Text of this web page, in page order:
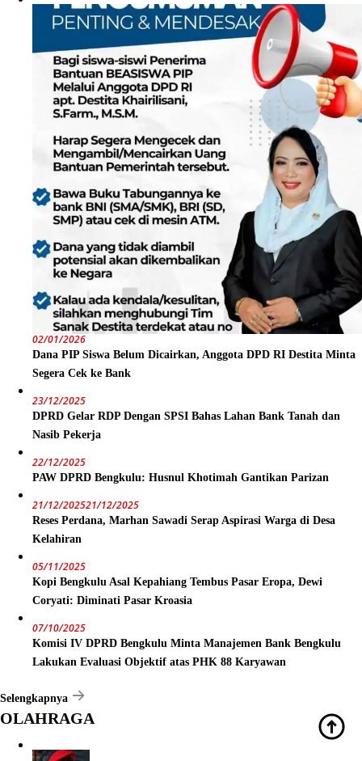
02/01/2026
Dana PIP Siswa Belum Dicairkan, Anggota DPD RI Destita Minta
Segera Cek ke Bank
23/12/2025
DPRD Gelar RDP Dengan SPSI Bahas Lahan Bank Tanah dan
Nasib Pekerja
22/12/2025
PAW DPRD Bengkulu: Husnul Khotimah Gantikan Parizan
21/12/202521/12/2025
Reses Perdana, Marhan Sawadi Serap Aspirasi Warga di Desa
Kelahiran
05/11/2025
Kopi Bengkulu Asal Kepahiang Tembus Pasar Eropa, Dewi
Coryati: Diminati Pasar Kroasia
07/10/2025
Komisi IV DPRD Bengkulu Minta Manajemen Bank Bengkulu
Lakukan Evaluasi Objektif atas PHK 88 Karyawan
Selengkapnya
OLAHRAGA